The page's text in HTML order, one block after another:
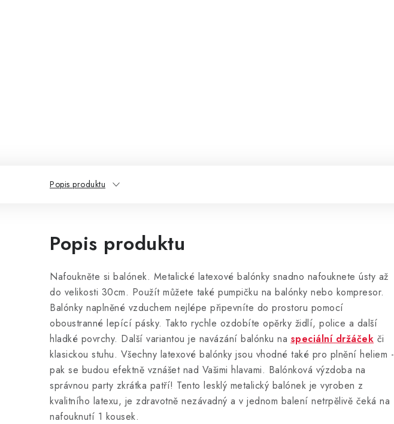
Popis produktu
Popis produktu
Nafoukněte si balónek. Metalické latexové balónky snadno nafouknete ústy až
do velikosti 30cm. Použít můžete také pumpičku na balónky nebo kompresor.
Balónky naplněné vzduchem nejlépe připevníte do prostoru pomocí
oboustranné lepící pásky. Takto rychle ozdobíte opěrky židlí, police a další
hladké povrchy. Další variantou je navázání balónku na speciální držáček či
klasickou stuhu. Všechny latexové balónky jsou vhodné také pro plnění heliem -
pak se budou efektně vznášet nad Vašimi hlavami. Balónková výzdoba na
správnou party zkrátka patří! Tento lesklý metalický balónek je vyroben z
kvalitního latexu, je zdravotně nezávadný a v jednom balení netrpělivě čeká na
nafouknutí 1 kousek.